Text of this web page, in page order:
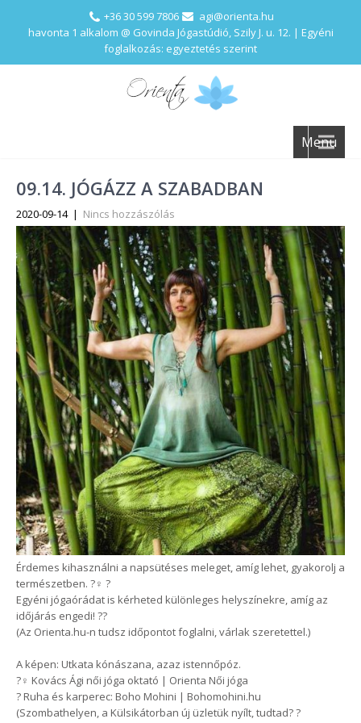
+36 30 599 7806
agi@orienta.hu
havonta 1 alkalom @ Govinda Jógastúdió, Szily J. u. 12. | Egyéni
foglalkozás: egyeztetés szerint
Menu
09.14. JÓGÁZZ A SZABADBAN
2020-09-14 | Nincs hozzászólás
Érdemes kihasználni a napsütéses meleget, amíg lehet, gyakorolj a
természetben. ?‍♀️ ?
Egyéni jógaórádat is kérheted különleges helyszínekre, amíg az
időjárás engedi! ??
(Az Orienta.hu-n tudsz időpontot foglalni, várlak szeretettel.)
A képen: Utkata kónászana, azaz istennőpóz.
?‍♀️ Kovács Ági női jóga oktató | Orienta Női jóga
? Ruha és karperec: Boho Mohini | Bohomohini.hu
(Szombathelyen, a Külsikátorban új üzletük nyílt, tudtad? ?